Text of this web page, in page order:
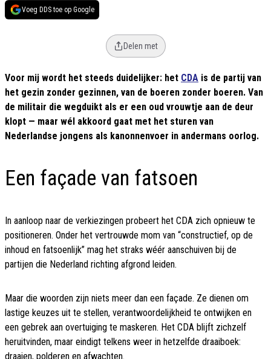
Voeg DDS toe op Google
Delen met
Voor mij wordt het steeds duidelijker: het CDA is de partij van
het gezin zonder gezinnen, van de boeren zonder boeren. Van
de militair die wegduikt als er een oud vrouwtje aan de deur
klopt — maar wél akkoord gaat met het sturen van
Nederlandse jongens als kanonnenvoer in andermans oorlog.
Een façade van fatsoen
In aanloop naar de verkiezingen probeert het CDA zich opnieuw te
positioneren. Onder het vertrouwde mom van “constructief, op de
inhoud en fatsoenlijk” mag het straks wéér aanschuiven bij de
partijen die Nederland richting afgrond leiden.
Maar die woorden zijn niets meer dan een façade. Ze dienen om
lastige keuzes uit te stellen, verantwoordelijkheid te ontwijken en
een gebrek aan overtuiging te maskeren. Het CDA blijft zichzelf
heruitvinden, maar eindigt telkens weer in hetzelfde draaiboek:
draaien, polderen en afwachten.